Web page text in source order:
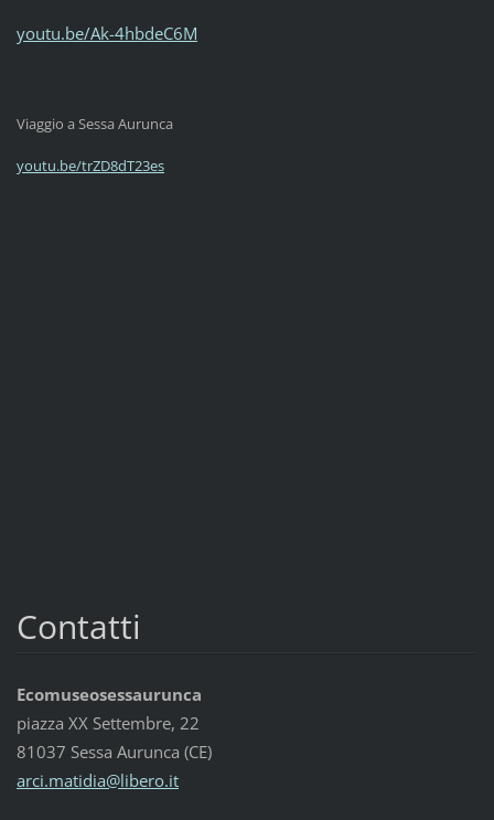
youtu.be/Ak-4hbdeC6M
Viaggio a Sessa Aurunca
youtu.be/trZD8dT23es
Contatti
Ecomuseosessaurunca
piazza XX Settembre, 22
81037 Sessa Aurunca (CE)
arci.matidia@libero.it